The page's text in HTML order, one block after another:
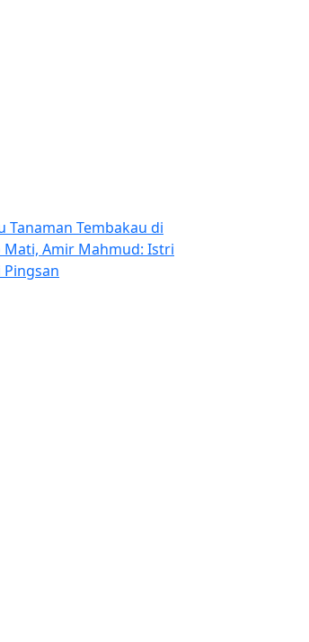
Tanaman Tembakau di
Amir Mahmud: Istri
Pingsan